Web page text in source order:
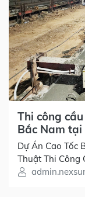
Thi công
Bắc Nam tại
Dự Án Cao Tốc
Thuật Thi Công